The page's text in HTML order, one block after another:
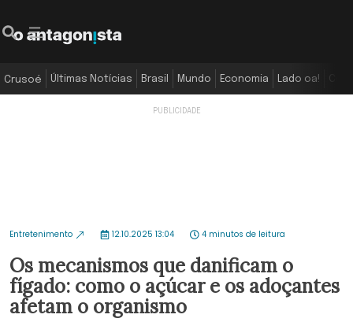
Crusoé Últimas Notícias Brasil Mundo Economia Lado oa!
Entretenimento 12.10.2025 13:04 4 minutos de leitura
Os mecanismos que danificam o
fígado: como o açúcar e os adoçantes
afetam o organismo